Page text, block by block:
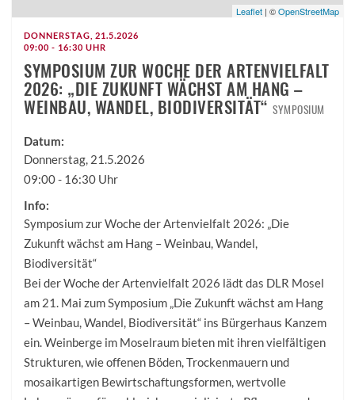
Leaflet | ©OpenStreetMap
DONNERSTAG, 21.5.2026
09:00 - 16:30 UHR
SYMPOSIUM ZUR WOCHE DER ARTENVIELFALT
2026: „DIE ZUKUNFT WÄCHST AM HANG –
WEINBAU, WANDEL, BIODIVERSITÄT“ SYMPOSIUM
Datum:
Donnerstag, 21.5.2026
09:00 - 16:30 Uhr
Info:
Symposium zur Woche der Artenvielfalt 2026: „Die
Zukunft wächst am Hang – Weinbau, Wandel,
Biodiversität“
Bei der Woche der Artenvielfalt 2026 lädt das DLR Mosel
am 21. Mai zum Symposium „Die Zukunft wächst am Hang
– Weinbau, Wandel, Biodiversität“ ins Bürgerhaus Kanzem
ein. Weinberge im Moselraum bieten mit ihren vielfältigen
Strukturen, wie offenen Böden, Trockenmauern und
mosaikartigen Bewirtschaftungsformen, wertvolle